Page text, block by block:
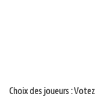
Choix des joueurs :